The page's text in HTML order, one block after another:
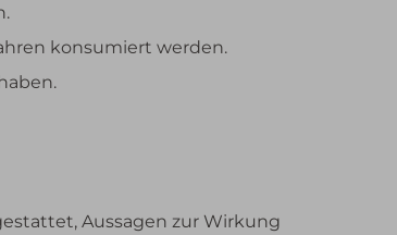
konsumiert werden.
Aussagen zur Wirkung